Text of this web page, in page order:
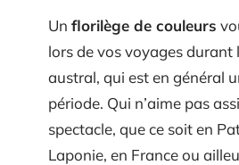
Un florilège de couleurs
lors de vos voyages durant
austral, qui est en général
période. Qui n’aime pas
spectacle, que ce soit en
Laponie, en France ou